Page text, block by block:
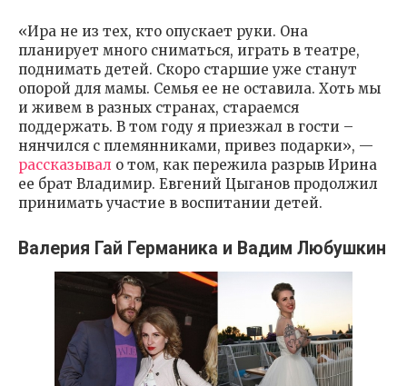
«Ира не из тех, кто опускает руки. Она
планирует много сниматься, играть в театре,
поднимать детей. Скоро старшие уже станут
опорой для мамы. Семья ее не оставила. Хоть мы
и живем в разных странах, стараемся
поддержать. В том году я приезжал в гости –
нянчился с племянниками, привез подарки», —
рассказывал о том, как пережила разрыв Ирина
ее брат Владимир. Евгений Цыганов продолжил
принимать участие в воспитании детей.
Валерия Гай Германика и Вадим Любушкин